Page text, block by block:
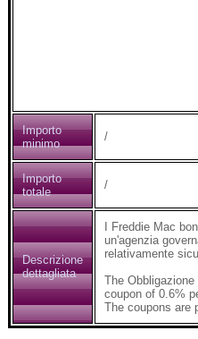
Importo
minimo
/
Importo
totale
/
Descrizione
dettagliata
I Freddie Mac
un'agenzia
relativamente
The
coupon of 0.6%
The coupons are